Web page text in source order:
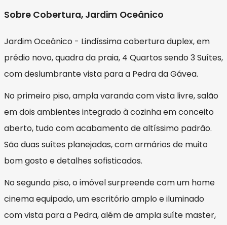
Sobre Cobertura, Jardim Oceânico
Jardim Oceânico - Lindíssima cobertura duplex, em
prédio novo, quadra da praia, 4 Quartos sendo 3 Suítes,
com deslumbrante vista para a Pedra da Gávea.
No primeiro piso, ampla varanda com vista livre, salão
em dois ambientes integrado à cozinha em conceito
aberto, tudo com acabamento de altíssimo padrão.
São duas suítes planejadas, com armários de muito
bom gosto e detalhes sofisticados.
No segundo piso, o imóvel surpreende com um home
cinema equipado, um escritório amplo e iluminado
com vista para a Pedra, além de ampla suíte master,